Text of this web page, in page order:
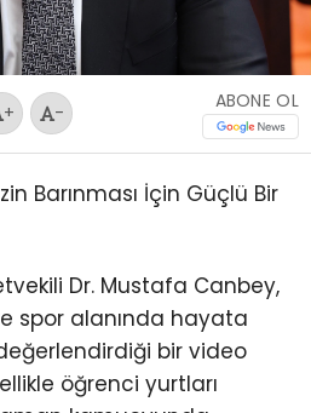
+ -
ABONE OL
Barınması İçin Güçlü Bir
Dr. Mustafa Canbey,
spor alanında hayata
bir video
öğrenci yurtları